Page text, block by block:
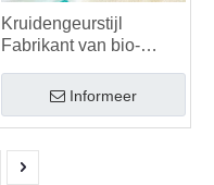
Kruidengeurstijl
Fabrikant van bio-
Informeer